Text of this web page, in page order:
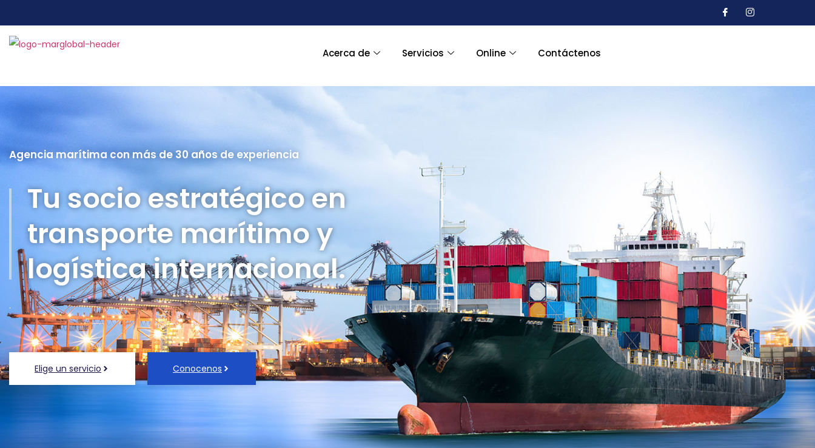
Acerca de Servicios Online Contáctenos
Inicio
Agencia marítima con más de 30 años de experiencia
Tu socio estratégico en
transporte marítimo y
logística internacional.
.
Elige un servicio Conocenos